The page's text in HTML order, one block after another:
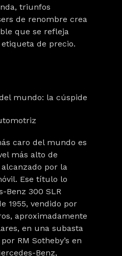
triunfos
de renombre crea
que se refleja
de precio.
mundo: la cúspide
caro del mundo es
más alto de
por la
Ese título lo
Benz 300 SLR
1955, vendido por
, aproximadamente
, en una subasta
por RM Sotheby’s en
Benz,